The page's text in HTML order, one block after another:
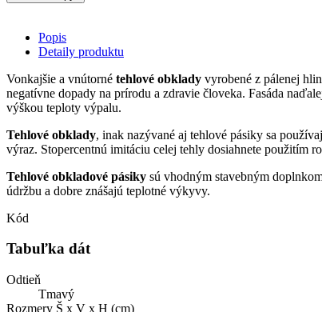
Popis
Detaily produktu
Vonkajšie a vnútorné tehlové obklady vyrobené z pálenej
negatívne dopady na prírodu a zdravie človeka. Fasáda
výškou teploty výpalu.
Tehlové obklady, inak nazývané aj tehlové pásiky sa
výraz. Stopercentnú imitáciu celej tehly dosiahnete použitím
Tehlové obkladové pásiky sú vhodným stavebným
údržbu a dobre znášajú teplotné výkyvy.
Kód
Tabuľka dát
Odtieň
Tmavý
Rozmery Š x V x H (cm)